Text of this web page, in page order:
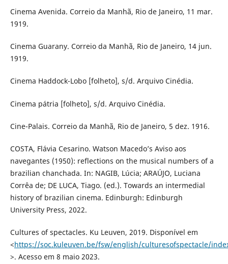
Cinema Avenida. Correio da Manhã, Rio de Janeiro, 11 mar.
1919.
Cinema Guarany. Correio da Manhã, Rio de Janeiro, 14 jun.
1919.
Cinema Haddock-Lobo [folheto], s/d. Arquivo Cinédia.
Cinema pátria [folheto], s/d. Arquivo Cinédia.
Cine-Palais. Correio da Manhã, Rio de Janeiro, 5 dez. 1916.
COSTA, Flávia Cesarino. Watson Macedo’s Aviso aos
navegantes (1950): reflections on the musical numbers of a
brazilian chanchada. In: NAGIB, Lúcia; ARAÚJO, Luciana
Corrêa de; DE LUCA, Tiago. (ed.). Towards an intermedial
history of brazilian cinema. Edinburgh: Edinburgh
University Press, 2022.
Cultures of spectacles. Ku Leuven, 2019. Disponível em
<https://soc.kuleuven.be/fsw/english/culturesofspectacle/
>. Acesso em 8 maio 2023.